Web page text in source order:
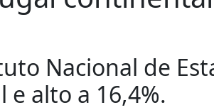
Nacional de
alto a 16,4%.